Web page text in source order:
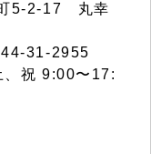
5-2-17 丸幸
31-2955
祝 9:00〜17: